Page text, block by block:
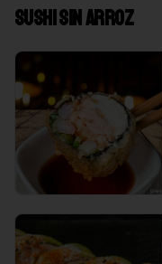
Sushi Sin Arroz